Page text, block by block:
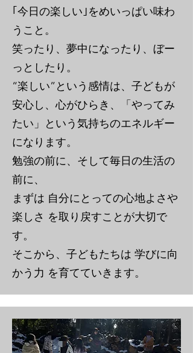
｢今日の楽しい｣をめいっぱい味わ
うこと。
笑ったり、夢中になったり、ぼー
っとしたり。
“楽しい”という感情は、子どもが
安心し、心がひらき、「やってみ
たい」という気持ちのエネルギー
になります。
勉強の前に、そして毎日の生活の
前に、
まずは 自分にとっての心地よさや
楽しさ を取り戻すことが大切で
す。
そこから、子どもたちは 学びに向
かう力 を育てていきます。